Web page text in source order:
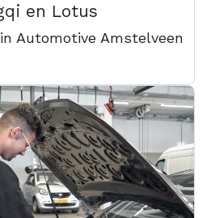
en Lotus
Automotive Amstelveen